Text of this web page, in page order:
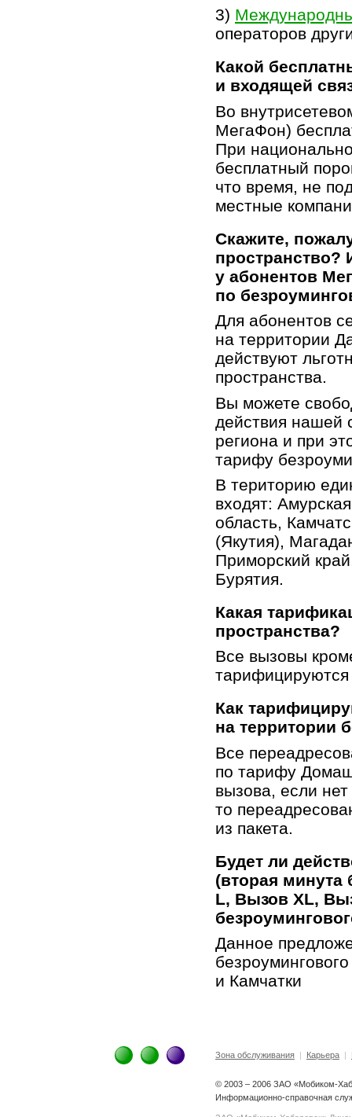
3)
операторов
Какой
и входящей
Во
МегаФон)
При
бесплатный
что время, не
местные
Скажите,
у абонентов
по
Для абонентов
на территории
действуют
пространства.
Вы можете
действия нашей
региона и при
тарифу
В територию
входят:
область,
(Якутия),
Приморский
Бурятия.
Какая
пространства?
Все вызовы
тарифицируются
Как
на территории
Все
по тарифу
вызова, если
то
из пакета.
Будет ли
(вторая
L, Вызов XL,
Данное
и Камчатки
Зона обслуживания| Карьера|
© 2003 – 2006 ЗАО «Мобиком-
Информационно-справочная